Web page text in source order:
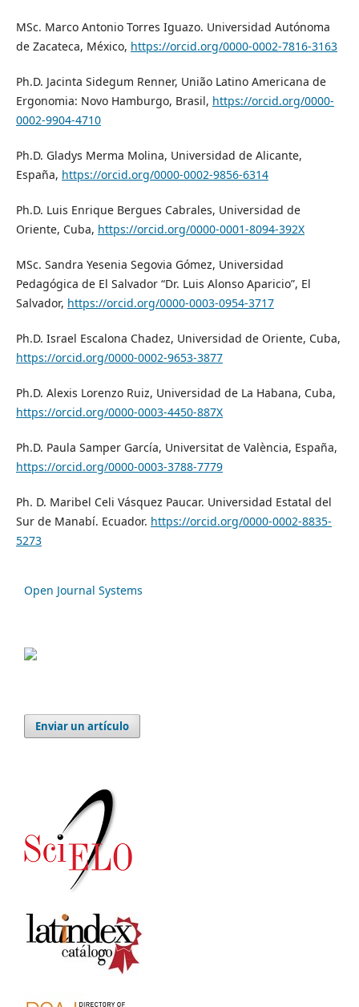
MSc. Marco Antonio Torres Iguazo. Universidad Autónoma
de Zacateca, México, https://orcid.org/0000-0002-7816-3163
Ph.D. Jacinta Sidegum Renner, União Latino Americana de
Ergonomia: Novo Hamburgo, Brasil, https://orcid.org/0000-
0002-9904-4710
Ph.D. Gladys Merma Molina, Universidad de Alicante,
España, https://orcid.org/0000-0002-9856-6314
Ph.D. Luis Enrique Bergues Cabrales, Universidad de
Oriente, Cuba, https://orcid.org/0000-0001-8094-392X
MSc. Sandra Yesenia Segovia Gómez, Universidad
Pedagógica de El Salvador “Dr. Luis Alonso Aparicio”, El
Salvador, https://orcid.org/0000-0003-0954-3717
Ph.D. Israel Escalona Chadez, Universidad de Oriente, Cuba,
https://orcid.org/0000-0002-9653-3877
Ph.D. Alexis Lorenzo Ruiz, Universidad de La Habana, Cuba,
https://orcid.org/0000-0003-4450-887X
Ph.D. Paula Samper García, Universitat de València, España,
https://orcid.org/0000-0003-3788-7779
Ph. D. Maribel Celi Vásquez Paucar. Universidad Estatal del
Sur de Manabí. Ecuador. https://orcid.org/0000-0002-8835-
5273
Open Journal Systems
Enviar un artículo